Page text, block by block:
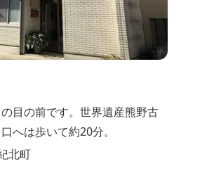
目の前です。世界遺産熊野古
へは歩いて約20分。
北町